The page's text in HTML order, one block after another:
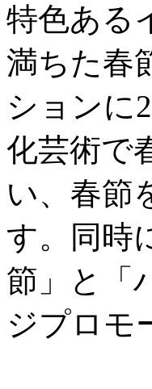
特色ある
満ちた春
ションに
化芸術で
い、春節
す。同時
節」と「
ジプロモ